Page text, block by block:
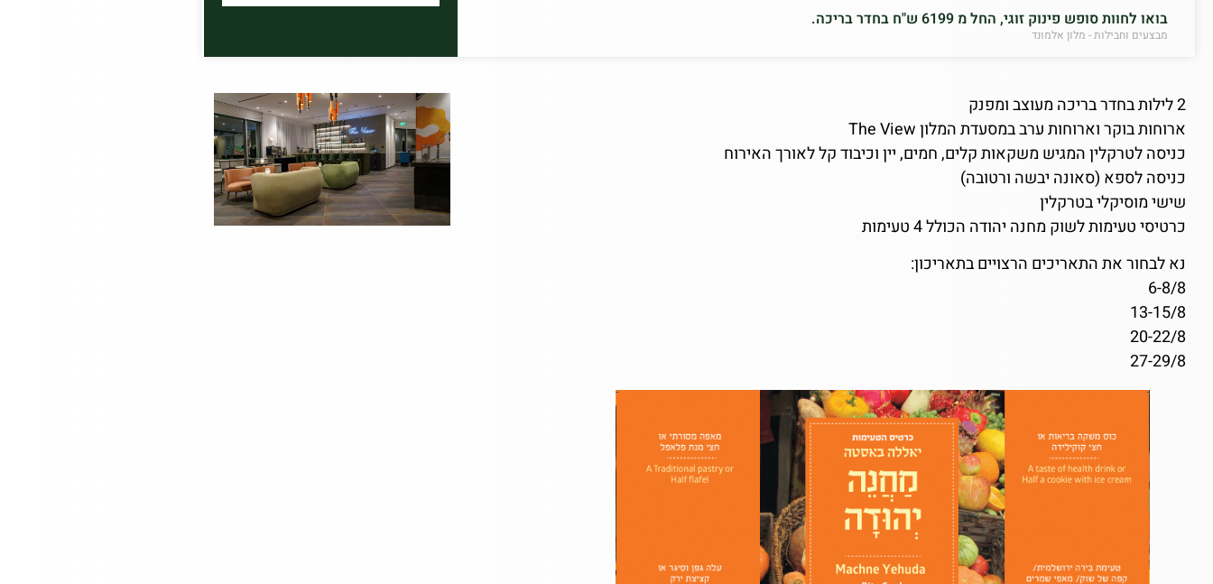
בואו לחוות סופש פינוק זוגי, החל מ 6199 ש"ח בחדר בריכה.
מבצעים וחבילות - מלון אלמונד
2 לילות בחדר בריכה מעוצב ומפנק
ארוחות בוקר וארוחות ערב במסעדת המלון The View
כניסה לטרקלין המגיש משקאות קלים, חמים, יין וכיבוד קל לאורך האירוח
כניסה לספא (סאונה יבשה ורטובה)
שישי מוסיקלי בטרקלין
כרטיסי טעימות לשוק מחנה יהודה הכולל 4 טעימות
נא לבחור את התאריכים הרצויים בתאריכון:
6-8/8
13-15/8
20-22/8
27-29/8